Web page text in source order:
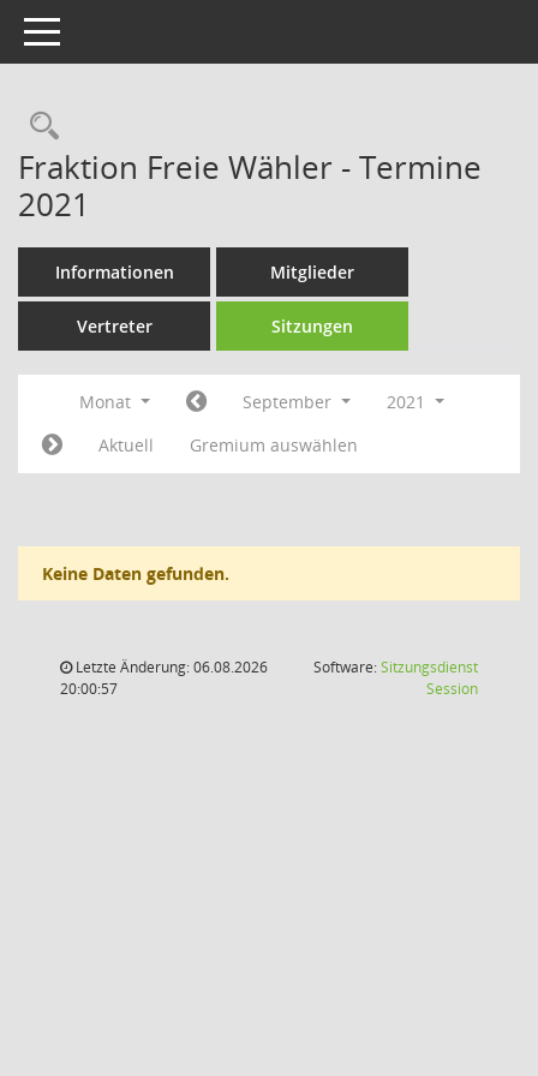
Toggle navigation
Rechercheauswahl
Fraktion Freie Wähler - Termine
2021
Informationen Mitglieder
Vertreter Sitzungen
Monat September
2021
Aktuell
Gremium auswählen
Keine Daten gefunden.
Letzte Änderung: 06.08.2026
20:00:57
Software:Sitzungsdienst
Session(Wird in